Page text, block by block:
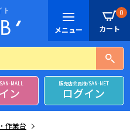
0
MALL
ン
販売店会員様/SAN-NET
ログイン
作業台